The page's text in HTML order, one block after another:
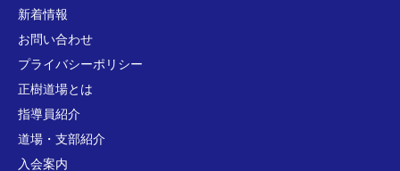
新着情報
お問い合わせ
プライバシーポリシー
正樹道場とは
指導員紹介
道場・支部紹介
入会案内